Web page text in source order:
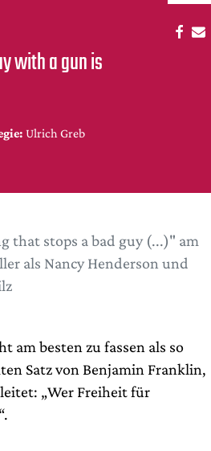
with a gun is
Ulrich Greb
that stops a bad guy (...)" am
als Nancy Henderson und
am besten zu fassen als so
Satz von Benjamin Franklin,
„Wer Freiheit für